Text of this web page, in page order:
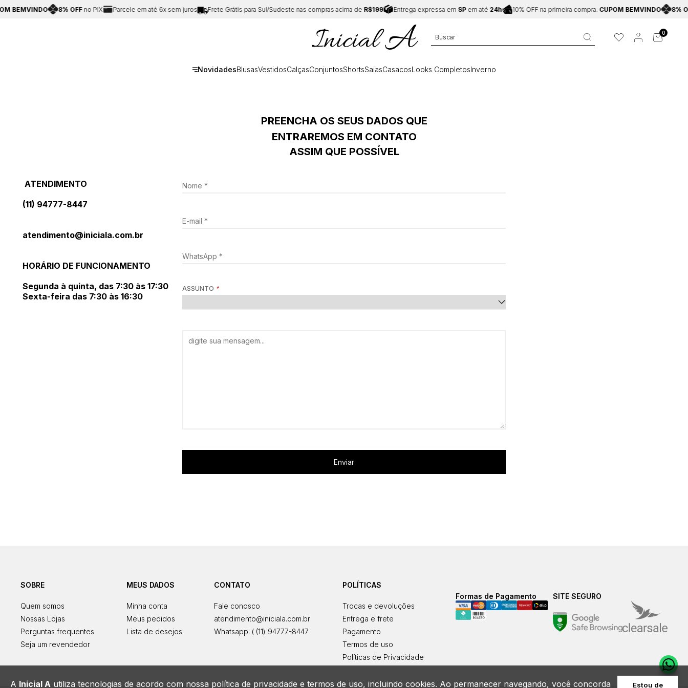
BEMVINDO 8% OFFno PIX Parcele em até 6x sem juros Frete Grátis para Sul/Sudeste nas compras acima deR$199 Entrega expressa emSPem até24h 10% OFF na primeira compra:CUPOM BEMVINDO 8%
0
NovidadesBlusasVestidosCalçasConjuntosShortsSaiasCasacosLooks CompletosInverno
PREENCHA OS SEUS DADOS QUE
ENTRAREMOS EM CONTATO
ASSIM QUE POSSÍVEL
ATENDIMENTO
(11) 94777-8447
atendimento@iniciala.com.br
HORÁRIO DE FUNCIONAMENTO
Segunda à quinta, das 7:30 às 17:30
Sexta-feira das 7:30 às 16:30
ASSUNTO *
Enviar
SOBRE
Quem somos
Nossas Lojas
Perguntas frequentes
Seja um revendedor
MEUS DADOS
Minha conta
Meus pedidos
Lista de desejos
CONTATO
Fale conosco
atendimento@iniciala.com.br
Whatsapp: ( (11) 94777-8447
POLÍTICAS
Trocas e devoluções
Entrega e frete
Pagamento
Termos de uso
Políticas de Privacidade
Formas de Pagamento SITE SEGURO
A Inicial A utiliza tecnologias de acordo com nossa política de privacidade e termos de uso, incluindo cookies. Ao permanecer navegando, você concorda Estou de